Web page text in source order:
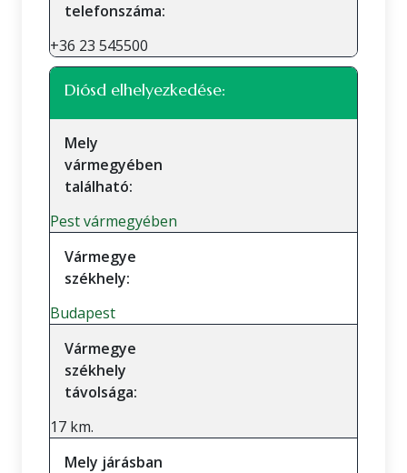
telefonszáma:
+36 23 545500
Diósd elhelyezkedése:
Mely
vármegyében
található:
Pest vármegyében
Vármegye
székhely:
Budapest
Vármegye
székhely
távolsága:
17 km.
Mely járásban